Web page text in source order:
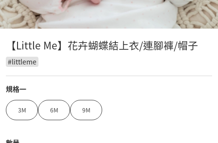
【Little Me】花卉蝴蝶結上衣/連腳褲/帽子
#littleme
規格一
3M 6M 9M